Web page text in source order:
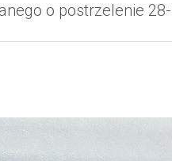
o postrzelenie